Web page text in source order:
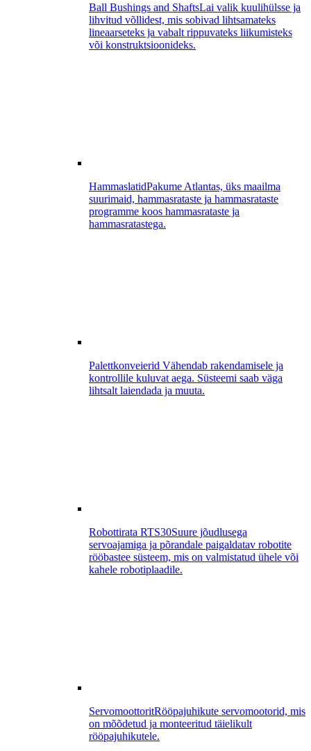
Ball Bushings and ShaftsLai valik kuulihülsse ja
lihvitud võllidest, mis sobivad lihtsamateks
lineaarseteks ja vabalt rippuvateks liikumisteks
või konstruktsioonideks.
HammaslatidPakume Atlantas, üks maailma
suurimaid, hammasrataste ja hammasrataste
programme koos hammasrataste ja
hammasratastega.
Palettkonveierid Vähendab rakendamisele ja
kontrollile kuluvat aega. Süsteemi saab väga
lihtsalt laiendada ja muuta.
Robottirata RTS30Suure jõudlusega
servoajamiga ja põrandale paigaldatav robotite
rööbastee süsteem, mis on valmistatud ühele või
kahele robotiplaadile.
ServomoottoritRööpajuhikute servomootorid, mis
on mõõdetud ja monteeritud täielikult
rööpajuhikutele.